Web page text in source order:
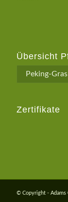
Übersicht
Zertifikate
© Copyright - Adams